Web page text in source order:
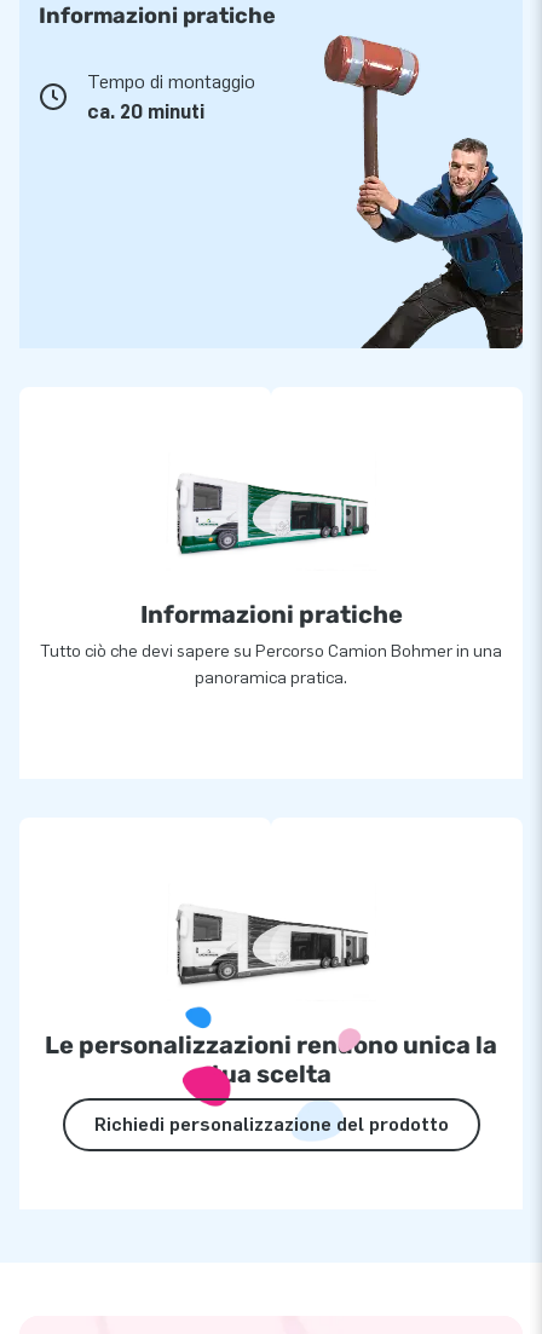
Informazioni pratiche
Tempo di montaggio
ca. 20 minuti
Informazioni pratiche
Tutto ciò che devi sapere su Percorso Camion Bohmer in una
panoramica pratica.
Le personalizzazioni rendono unica la
tua scelta
Richiedi personalizzazione del prodotto